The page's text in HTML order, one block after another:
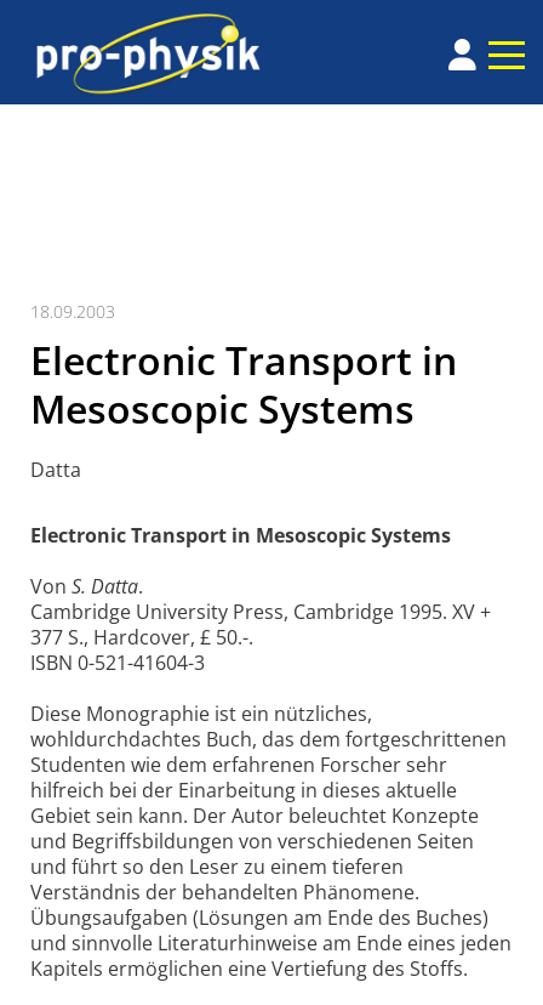
18.09.2003
Electronic Transport in
Mesoscopic Systems
Datta
Electronic Transport in Mesoscopic Systems
Von S. Datta.
Cambridge University Press, Cambridge 1995. XV +
377 S., Hardcover, £ 50.-.
ISBN 0-521-41604-3
Diese Monographie ist ein nützliches,
wohldurchdachtes Buch, das dem fortgeschrittenen
Studenten wie dem erfahrenen Forscher sehr
hilfreich bei der Einarbeitung in dieses aktuelle
Gebiet sein kann. Der Autor beleuchtet Konzepte
und Begriffsbildungen von verschiedenen Seiten
und führt so den Leser zu einem tieferen
Verständnis der behandelten Phänomene.
Übungsaufgaben (Lösungen am Ende des Buches)
und sinnvolle Literaturhinweise am Ende eines jeden
Kapitels ermöglichen eine Vertiefung des Stoffs.